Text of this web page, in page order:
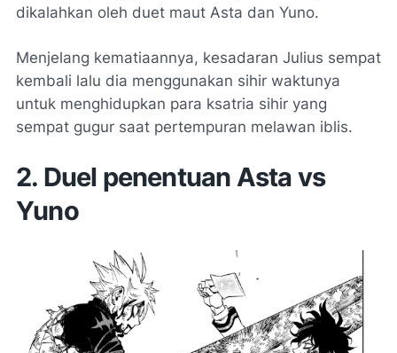
dikalahkan oleh duet maut Asta dan Yuno.
Menjelang kematiaannya, kesadaran Julius sempat
kembali lalu dia menggunakan sihir waktunya
untuk menghidupkan para ksatria sihir yang
sempat gugur saat pertempuran melawan iblis.
2. Duel penentuan Asta vs
Yuno